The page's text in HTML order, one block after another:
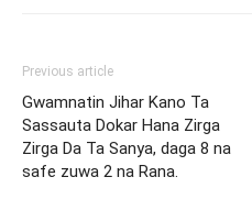
Previous article
Gwamnatin Jihar Kano Ta
Sassauta Dokar Hana Zirga
Zirga Da Ta Sanya, daga 8 na
safe zuwa 2 na Rana.